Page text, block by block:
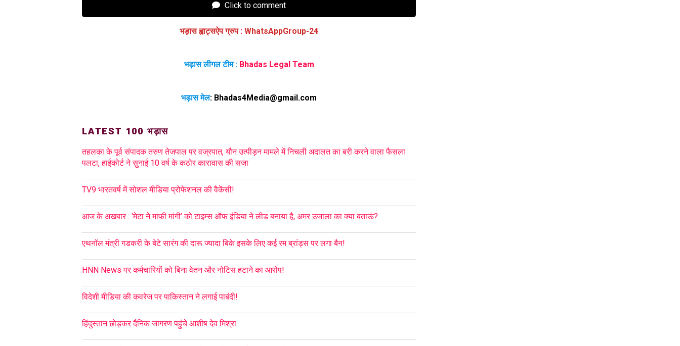
Click to comment
भड़ास ह्वाट्सऐप ग्रुप : WhatsAppGroup-24
भड़ास लीगल टीम : Bhadas Legal Team
भड़ास मेल: Bhadas4Media@gmail.com
LATEST 100 भड़ास
तहलका के पूर्व संपादक तरुण तेजपाल पर वज्रपात, यौन उत्पीड़न मामले में निचली अदालत का बरी करने वाला फैसला
पलटा, हाईकोर्ट ने सुनाई 10 वर्ष के कठोर कारावास की सजा
TV9 भारतवर्ष में सोशल मीडिया प्रोफेशनल की वैकेंसी!
आज के अखबार : ‘मेटा ने माफी मांगी’ को टाइम्स ऑफ इंडिया ने लीड बनाया है, अमर उजाला का क्या बताऊं?
एथनॉल मंत्री गडकरी के बेटे सारंग की दारू ज्यादा बिके इसके लिए कई रम ब्रांड्स पर लगा बैन!
HNN News पर कर्मचारियों को बिना वेतन और नोटिस हटाने का आरोप!
विदेशी मीडिया की कवरेज पर पाकिस्तान ने लगाई पाबंदी!
हिंदुस्तान छोड़कर दैनिक जागरण पहुंचे आशीष देव मिश्रा